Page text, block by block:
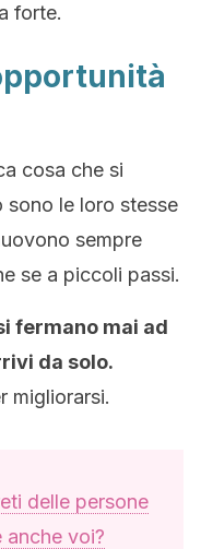
forte.
cosa che si
le loro stesse
sempre
se a piccoli passi.
fermano mai ad
da solo.
migliorarsi.
delle persone
anche voi?